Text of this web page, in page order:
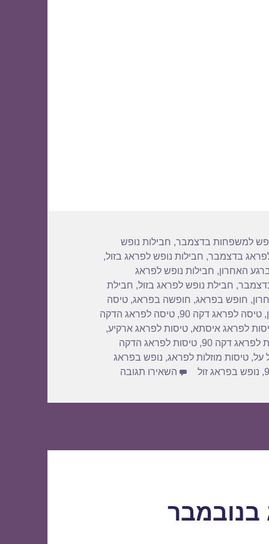
למשפחות בדצמבר, חבילות נופש
בדצמבר, חבילות נופש לפראג בזול,
האחרון, חבילות נופש לפראג
, חבילת נופש לפראג בזול, חבילת
, חופש בפראג, חופשה בפראג,טיסה
,טיסה לפראג דקה 90 ,טיסה לפראג הדקה
לפראג איסתא,טיסות לפראג ארקיע,
לפראג דקה 90
,טיסות לפראג הדקה
על,טיסות מוזלות לפראג, נופש בפראג
, נופש בפראג זול השאירו תגובה
בנובמבר